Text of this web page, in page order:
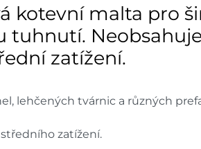
kotevní malta pro
tuhnutí.
zatížení.
lehčených tvárnic a různých
zatížení.